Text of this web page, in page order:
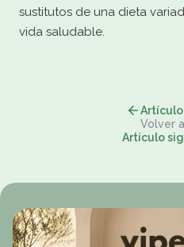
sustitutos de una dieta
vida saludable.
Volver
Artículo